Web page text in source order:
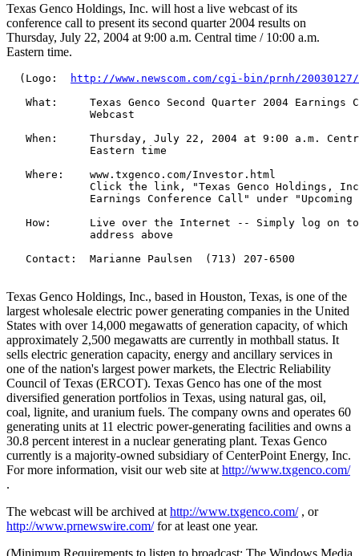
Texas Genco Holdings, Inc. will host a live webcast of its
conference call to present its second quarter 2004 results on
Thursday, July 22, 2004 at 9:00 a.m. Central time / 10:00 a.m.
Eastern time.
  (Logo:
http://www.newscom.com/cgi-bin/prnh/20030127/
What:     Texas Genco Second Quarter 2004 Earnings
             Webcast
When:     Thursday, July 22, 2004 at 9:00 a.m.
             Eastern time
   Where:    www.txgenco.com/Investor.html
Click the link, "Texas Genco Holdings,
Earnings Conference Call" under "Upcoming
How:      Live over the Internet -- Simply log on
             address above
   Contact:  Marianne Paulsen  (713) 207-6500
Texas Genco Holdings, Inc., based in Houston, Texas, is one of the
largest wholesale electric power generating companies in the United
States with over 14,000 megawatts of generation capacity, of which
approximately 2,500 megawatts are currently in mothball status. It
sells electric generation capacity, energy and ancillary services in
one of the nation's largest power markets, the Electric Reliability
Council of Texas (ERCOT). Texas Genco has one of the most
diversified generation portfolios in Texas, using natural gas, oil,
coal, lignite, and uranium fuels. The company owns and operates 60
generating units at 11 electric power-generating facilities and owns a
30.8 percent interest in a nuclear generating plant. Texas Genco
currently is a majority-owned subsidiary of CenterPoint Energy, Inc.
For more information, visit our web site at http://www.txgenco.com/
.
The webcast will be archived at http://www.txgenco.com/, or
http://www.prnewswire.com/for at least one year.
(Minimum Requirements to listen to broadcast: The Windows Media